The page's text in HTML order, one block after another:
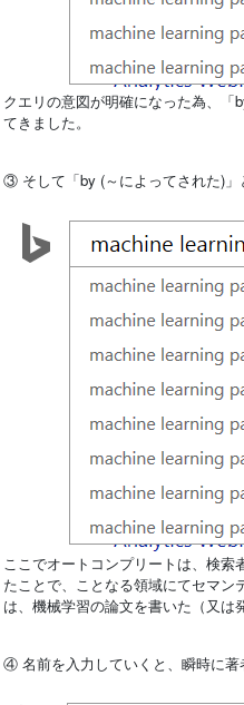
クエリの意図が明確になった為、
てきました。
③ そして「by (～によってされた)」
ここでオートコンプリートは、検
たことで、ことなる領域にてセマン
は、機械学習の論文を書いた（又は
④ 名前を入力していくと、瞬時に著